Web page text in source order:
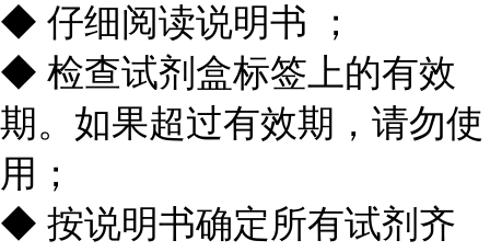
◆ 仔细阅读说明书 ；
◆ 检查试剂盒标签上的有效
期。如果超过有效期，请勿使
用；
◆ 按说明书确定所有试剂齐